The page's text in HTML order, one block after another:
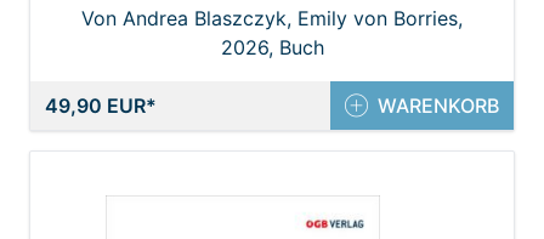
Von Andrea Blaszczyk, Emily von Borries,
Monika Drs, Wolfgang Kozak
2026, Buch
49,90 EUR WARENKORB